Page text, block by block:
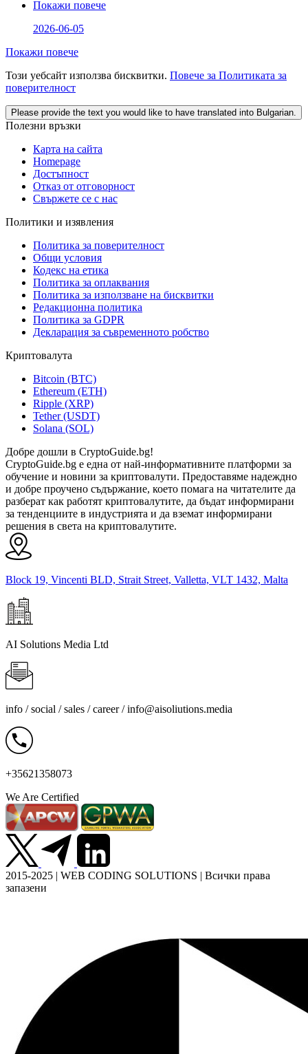
Покажи повече
2026-06-05
Покажи повече
Този уебсайт използва бисквитки. Повече за Политиката за
поверителност
Please provide the text you would like to have translated into Bulgarian.
Полезни връзки
Карта на сайта
Homepage
Достъпност
Отказ от отговорност
Свържете се с нас
Политики и изявления
Политика за поверителност
Общи условия
Кодекс на етика
Политика за оплаквания
Политика за използване на бисквитки
Редакционна политика
Политика за GDPR
Декларация за съвременното робство
Криптовалута
Bitcoin (BTC)
Ethereum (ETH)
Ripple (XRP)
Tether (USDT)
Solana (SOL)
Добре дошли в CryptoGuide.bg!
CryptoGuide.bg е една от най-информативните платформи за
обучение и новини за криптовалути. Предоставяме надеждно
и добре проучено съдържание, което помага на читателите да
разберат как работят криптовалутите, да бъдат информирани
за тенденциите в индустрията и да вземат информирани
решения в света на криптовалутите.
Block 19, Vincenti BLD, Strait Street, Valletta, VLT 1432, Malta
AI Solutions Media Ltd
info / social / sales / career /info@aisoliutions.media
+35621358073
We Are Certified
2015-2025 | WEB CODING SOLUTIONS | Всички права
запазени